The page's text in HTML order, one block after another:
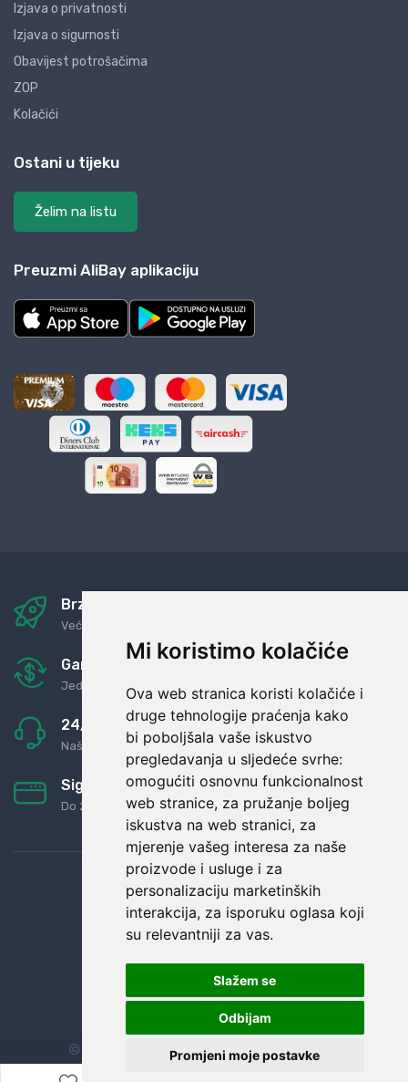
Mi koristimo kolačiće
Ova web stranica koristi kolačiće i
druge tehnologije praćenja kako
bi poboljšala vaše iskustvo
pregledavanja u sljedeće svrhe:
omogućiti osnovnu funkcionalnost
web stranice, za pružanje boljeg
iskustva na web stranici, za
mjerenje vašeg interesa za naše
proizvode i usluge i za
personalizaciju marketinških
interakcija, za isporuku oglasa koji
su relevantniji za vas.
Slažem se
Odbijam
Promjeni moje postavke
Izjava o privatnosti
Izjava o sigurnosti
Obavijest potrošačima
ZOP
Kolačići
Ostani u tijeku
Želim na listu
Preuzmi AliBay aplikaciju
Brza i sigurna dostava
Već za nekoliko dana kod vas
Garancija u povrat novaca
Jednostavno pravilo: Roba za novac
24/7 odlična podrška
Naši agenti uvijek na raspolaganju
Sigurno obročno plaćanje
Do 24 rata bez kamata
© Sva prava zadržana. Dopi grupa d.o.o.